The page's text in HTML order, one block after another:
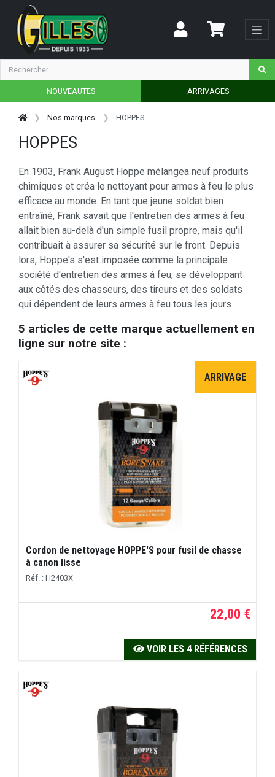
NOUVEAUTES ARRIVAGES
Nos marques HOPPES
HOPPES
En 1903, Frank August Hoppe mélangea neuf produits
chimiques et créa le nettoyant pour armes à feu le plus
efficace au monde. En tant que jeune soldat bien
entraîné, Frank savait que l'entretien des armes à feu
allait bien au-delà d'un simple fusil propre, mais qu'il
contribuait à assurer sa sécurité sur le front. Depuis
lors, Hoppe's s'est imposée comme la principale
société d'entretien des armes à feu, se développant
aux côtés des chasseurs, des tireurs et des soldats
qui dépendent de leurs armes à feu tous les jours
5 articles de cette marque actuellement en
ligne sur notre site :
ARRIVAGE
Cordon de nettoyage HOPPE'S pour fusil de chasse
à canon lisse
Réf. : H2403X
22,00 €
VOIR LES 4 RÉFÉRENCES